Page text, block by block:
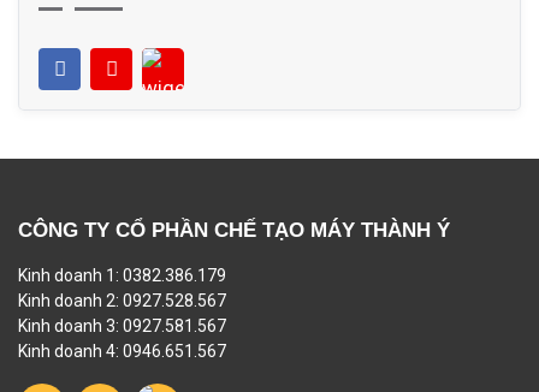
CÔNG TY CỔ PHẦN CHẾ TẠO MÁY THÀNH Ý
Kinh doanh 1: 0382.386.179
Kinh doanh 2: 0927.528.567
Kinh doanh 3: 0927.581.567
Kinh doanh 4: 0946.651.567